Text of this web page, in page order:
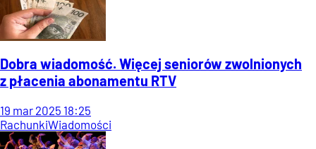
Dobra wiadomość. Więcej seniorów zwolnionych
z płacenia abonamentu RTV
19 mar 2025 18:25
RachunkiWiadomości